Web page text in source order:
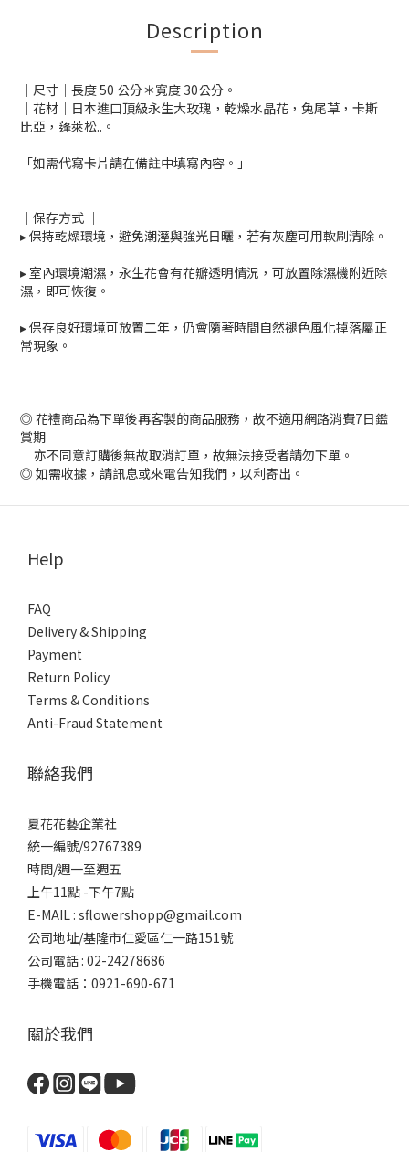
Description
｜尺寸｜長度 50 公分＊寬度 30公分。
｜花材｜日本進口頂級永生大玫瑰，乾燥水晶花，兔尾草，卡斯
比亞，蓬萊松..。
「如需代寫卡片請在備註中填寫內容。」
｜保存方式 ｜
▸ 保持乾燥環境，避免潮溼與強光日曬，若有灰塵可用軟刷清除。
▸ 室內環境潮濕，永生花會有花瓣透明情況，可放置除濕機附近除
濕，即可恢復。
▸ 保存良好環境可放置二年，仍會隨著時間自然褪色風化掉落屬正
常現象。
◎ 花禮商品為下單後再客製的商品服務，故不適用網路消費7日鑑
賞期
亦不同意訂購後無故取消訂單，故無法接受者請勿下單。
◎ 如需收據，請訊息或來電告知我們，以利寄出。
Help
FAQ
Delivery & Shipping
Payment
Return Policy
Terms & Conditions
Anti-Fraud Statement
聯絡我們
夏花花藝企業社
統一編號/92767389
時間/週一至週五
上午11點 -下午7點
E-MAIL : sflowershopp@gmail.com
公司地址/基隆市仁愛區仁一路151號
公司電話 : 02-24278686
手機電話：0921-690-671
關於我們